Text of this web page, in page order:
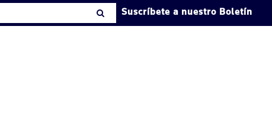
Suscríbete a nuestro Boletín